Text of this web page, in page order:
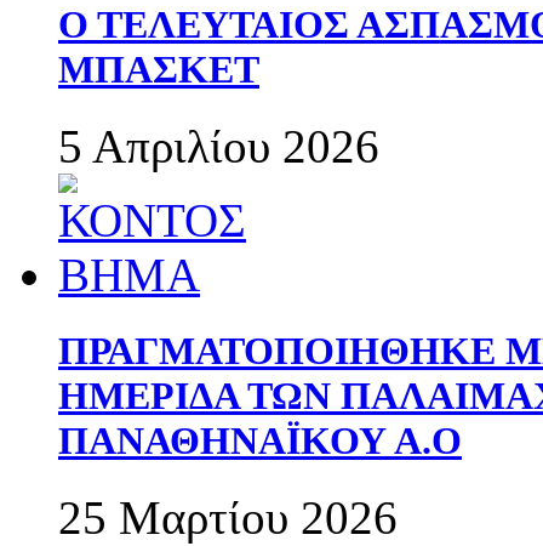
Ο ΤΕΛΕΥΤΑΙΟΣ
ΜΠΑΣΚΕΤ
5 Απριλίου 2026
ΠΡΑΓΜΑΤΟΠΟΙΗΘΗΚΕ
ΗΜΕΡΙΔΑ ΤΩΝ
ΠΑΝΑΘΗΝΑΪΚΟΥ Α.Ο
25 Μαρτίου 2026